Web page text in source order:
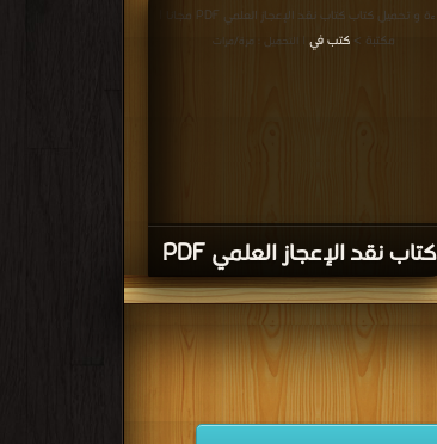
كتاب نقد الإعجاز العلمي PDF
قراءة و تحميل كتاب كتاب نقد الإعجاز العلمي PDF مجانا |
مكتبة > كتب في | التحميل : مرة/مرات